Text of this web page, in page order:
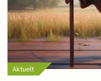
Aktuelt